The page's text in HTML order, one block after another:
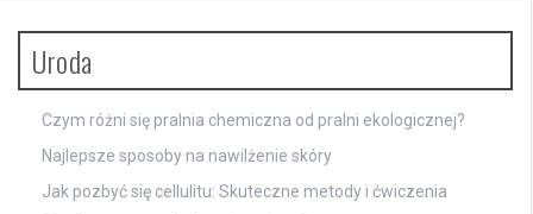
Uroda
Czym różni się pralnia chemiczna od pralni ekologicznej?
Najlepsze sposoby na nawilżenie skóry
Jak pozbyć się cellulitu: Skuteczne metody i ćwiczenia